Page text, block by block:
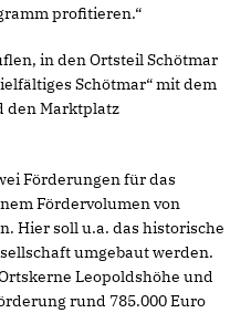
profitieren.“
in den Ortsteil Schötmar
Schötmar“ mit dem
den Marktplatz
Förderungen für das
Fördervolumen von
Hier soll u.a. das historische
umgebaut werden.
Leopoldshöhe und
rund 785.000 Euro